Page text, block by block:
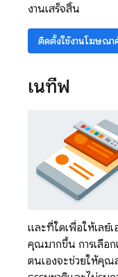
งานเสร็จสิ้น
ติดตั้งใช้งานโฆษณา
เนทีฟ
และที่ใดเพื่อให้เลย์
คุณมากขึ้น การเลือ
ตนเองจะช่วยให้คุณ